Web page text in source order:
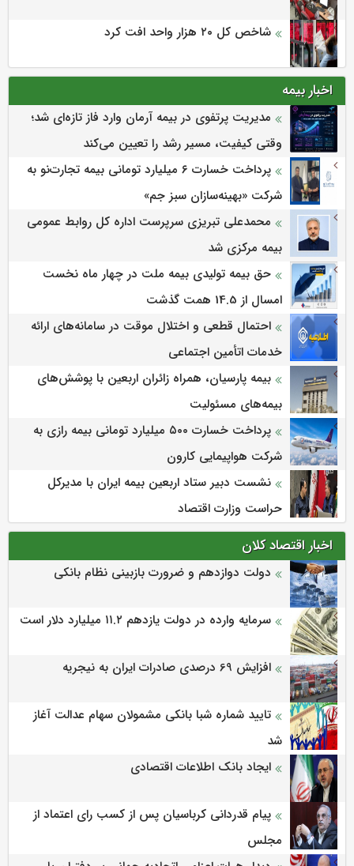
شاخص کل ۲۰ هزار واحد افت کرد
اخبار بیمه
مدیریت پرتفوی در بیمه آرمان وارد فاز تازه‌ای شد؛
وقتی کیفیت، مسیر رشد را تعیین می‌کند
پرداخت خسارت ۶ میلیارد تومانی بیمه تجارت‌نو به
شرکت «بهینه‌سازان سبز جم»
محمدعلی تبریزی سرپرست اداره كل روابط عمومی
بیمه مركزی شد
حق بیمه تولیدی بیمه ملت در چهار ماه نخست
امسال از 14.5 همت گذشت
احتمال قطعی و اختلال موقت در سامانه‌های ارائه
خدمات اتأمین اجتماعی
بیمه پارسیان، همراه زائران اربعین با پوشش‌های
بیمه‌های مسئولیت
پرداخت خسارت ۵۰۰ میلیارد تومانی بیمه رازی به
شرکت هواپیمایی کارون
نشست دبیر ستاد اربعین بیمه ایران با مدیرکل
حراست وزارت اقتصاد
اخبار اقتصاد کلان
دولت دوازدهم و ضرورت بازبینی نظام بانکی
سرمایه وارده در دولت یازدهم ۱۱.۲ میلیارد دلار است
افزایش 69 درصدی صادرات ایران به نیجریه
تایید شماره شبا بانکی مشمولان سهام عدالت آغاز
شد
ایجاد بانک اطلاعات اقتصادی
پیام قدردانی کرباسیان پس از کسب رای اعتماد از
مجلس